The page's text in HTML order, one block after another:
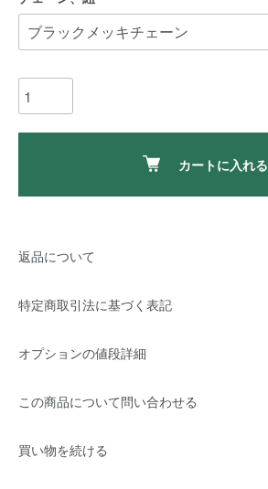
カートに入れる
返品について
特定商取引法に基づく表記
オプションの値段詳細
この商品について問い合わせる
買い物を続ける